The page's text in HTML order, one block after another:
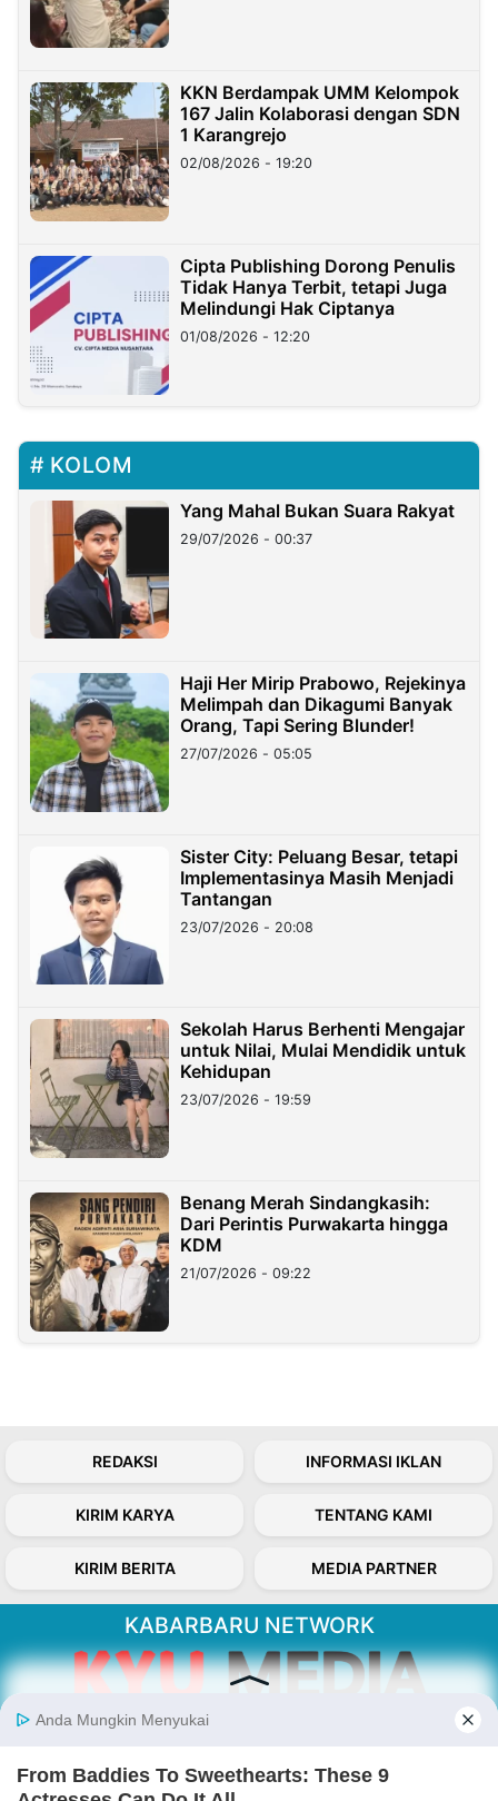
KKN Berdampak UMM Kelompok
167 Jalin Kolaborasi dengan SDN
1 Karangrejo
02/08/2026 - 19:20
Cipta Publishing Dorong Penulis
Tidak Hanya Terbit, tetapi Juga
Melindungi Hak Ciptanya
01/08/2026 - 12:20
KOLOM
Yang Mahal Bukan Suara Rakyat
29/07/2026 - 00:37
Haji Her Mirip Prabowo, Rejekinya
Melimpah dan Dikagumi Banyak
Orang, Tapi Sering Blunder!
27/07/2026 - 05:05
Sister City: Peluang Besar, tetapi
Implementasinya Masih Menjadi
Tantangan
23/07/2026 - 20:08
Sekolah Harus Berhenti Mengajar
untuk Nilai, Mulai Mendidik untuk
Kehidupan
23/07/2026 - 19:59
Benang Merah Sindangkasih:
Dari Perintis Purwakarta hingga
KDM
21/07/2026 - 09:22
REDAKSI INFORMASI IKLAN
KIRIM KARYA TENTANG KAMI
KIRIM BERITA MEDIA PARTNER
KABARBARU NETWORK
Kabarbaru.co menyajikan berita aktual dan